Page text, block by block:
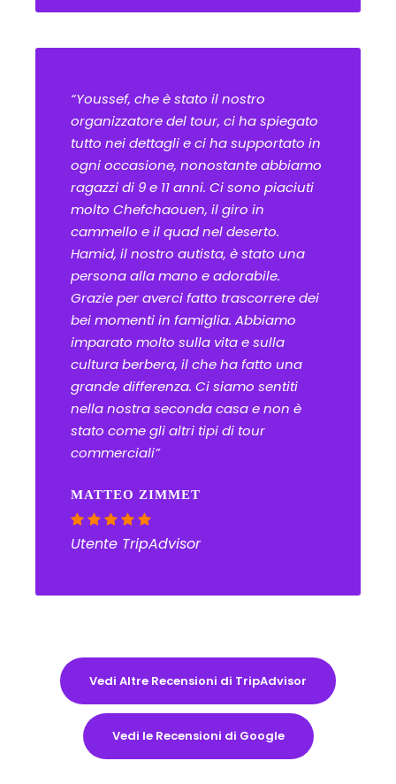
“Youssef, che è stato il nostro
organizzatore del tour, ci ha spiegato
tutto nei dettagli e ci ha supportato in
ogni occasione, nonostante abbiamo
ragazzi di 9 e 11 anni. Ci sono piaciuti
molto Chefchaouen, il giro in
cammello e il quad nel deserto.
Hamid, il nostro autista, è stato una
persona alla mano e adorabile.
Grazie per averci fatto trascorrere dei
bei momenti in famiglia. Abbiamo
imparato molto sulla vita e sulla
cultura berbera, il che ha fatto una
grande differenza. Ci siamo sentiti
nella nostra seconda casa e non è
stato come gli altri tipi di tour
commerciali”
MATTEO ZIMMET
Utente TripAdvisor
Vedi Altre Recensioni di TripAdvisor
Vedi le Recensioni di Google